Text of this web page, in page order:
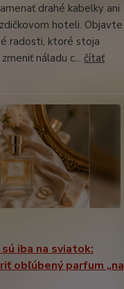
drahé kabelky ani
hoteli. Objavte
radosti, ktoré stoja
náladu c... čítať
iba na sviatok:
obľúbený parfum „na